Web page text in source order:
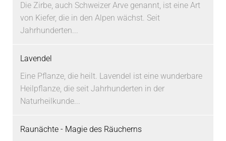
Die Zirbe, auch Schweizer Arve genannt, ist eine Art
von Kiefer, die in den Alpen wächst. Seit
Jahrhunderten...
Lavendel
Eine Pflanze, die heilt. Lavendel ist eine wunderbare
Heilpflanze, die seit Jahrhunderten in der
Naturheilkunde...
Raunächte - Magie des Räucherns